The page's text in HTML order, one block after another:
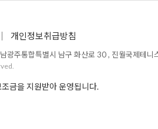
개인정보취급방침
남광주통합특별시 남구 화산로 30 , 진월국제
금을 지원받아 운영됩니다.